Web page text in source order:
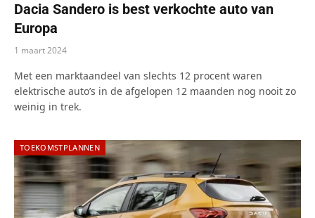
Dacia Sandero is best verkochte auto van
Europa
1 maart 2024
Met een marktaandeel van slechts 12 procent waren
elektrische auto’s in de afgelopen 12 maanden nog nooit zo
weinig in trek.
TOEKOMSTPLANNEN